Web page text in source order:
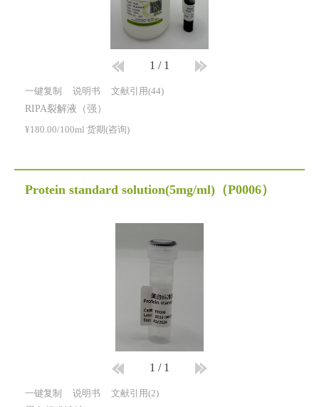
1 / 1
一键复制 说明书 文献引用(44)
RIPA裂解液（强）
¥180.00/100ml 货期(咨询)
Protein standard solution(5mg/ml) （P0006）
1 / 1
一键复制 说明书 文献引用(2)